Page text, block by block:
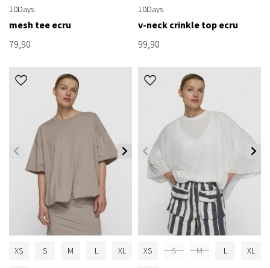
10Days
mesh tee ecru
79,90
10Days
v-neck crinkle top ecru
99,90
XS S M L XL XS S M L XL